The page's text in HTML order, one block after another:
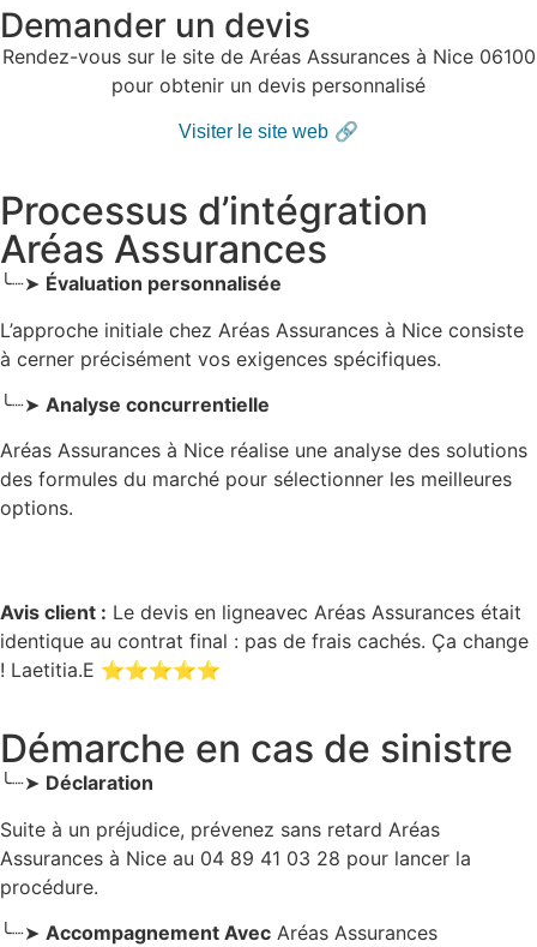
Demander un devis
Rendez-vous sur le site de Aréas Assurances à Nice 06100
pour obtenir un devis personnalisé
Visiter le site web 🔗
Processus d’intégration
Aréas Assurances
╰┈➤ Évaluation personnalisée
L’approche initiale chez Aréas Assurances à Nice consiste
à cerner précisément vos exigences spécifiques.
╰┈➤ Analyse concurrentielle
Aréas Assurances à Nice réalise une analyse des solutions
des formules du marché pour sélectionner les meilleures
options.
Avis client : Le devis en ligneavec Aréas Assurances était
identique au contrat final : pas de frais cachés. Ça change
! Laetitia.E ⭐⭐⭐⭐⭐
Démarche en cas de sinistre
╰┈➤ Déclaration
Suite à un préjudice, prévenez sans retard Aréas
Assurances à Nice au 04 89 41 03 28 pour lancer la
procédure.
╰┈➤ Accompagnement Avec Aréas Assurances